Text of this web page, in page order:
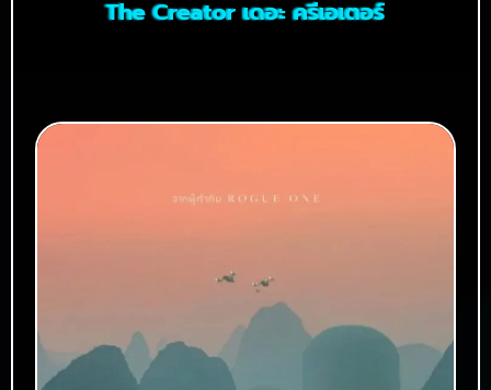
The Creator เดอะ ครีเอเตอร์